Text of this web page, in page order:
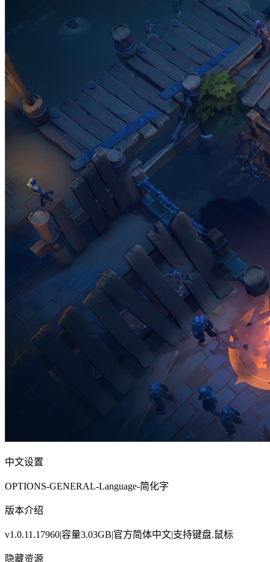
中文设置
OPTIONS-GENERAL-Language-简化字
版本介绍
v1.0.11.17960|容量3.03GB|官方简体中文|支持键盘.鼠标
隐藏资源